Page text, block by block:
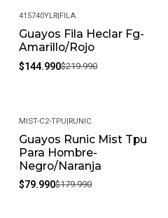
-34%
415740YLR FILA
Guayos Fila Heclar Fg-
Amarillo/Rojo
$144.990$219.990
-56%
MIST-C2-TPU RUNIC
Guayos Runic Mist Tpu
Para Hombre-
Negro/Naranja
$79.990$179.990